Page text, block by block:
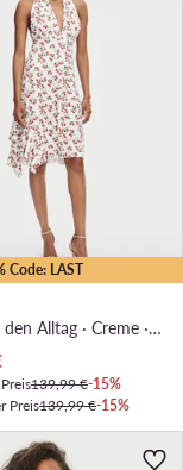
Code: LAST
Kleid für den Alltag · Creme · Mini, Asymmetrisch
139,99 €-15%
Preis139,99 €-15%